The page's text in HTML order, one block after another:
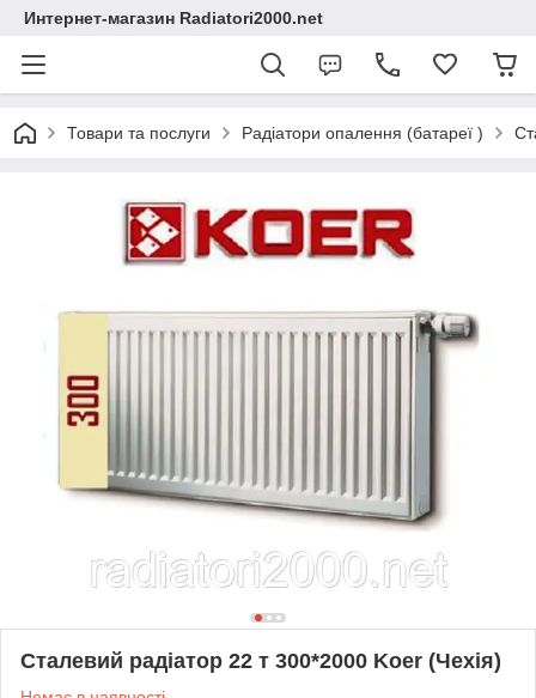
Интернет-магазин Radiatori2000.net
Товари та послуги Радіатори опалення (батареї )
Сталевий радіатор 22 т 300*2000 Koer (Чехія)